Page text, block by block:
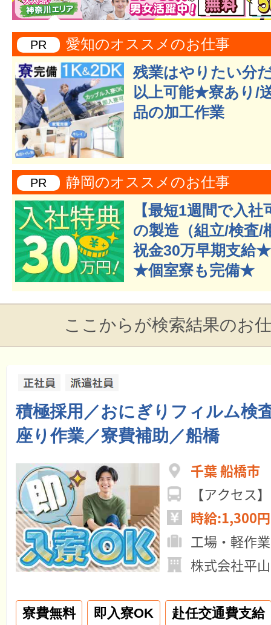
PR 愛知のオススメのお仕事
残業はやりたい分
以上可能★寮あり/
品の加工作業
PR 静岡のオススメのお仕事
【最短1週間で入
の製造（組立/検査
祝金30万早期支給
★個室寮も完備★
ここからが検索結果のお
積極採用／おにぎりフィルム検
座り作業／寮費補助／船橋
千葉 船橋市
【アクセス
時給:1,300
工場・軽作業
株式会社平
寮費無料 即入寮OK
赴任交通費支給